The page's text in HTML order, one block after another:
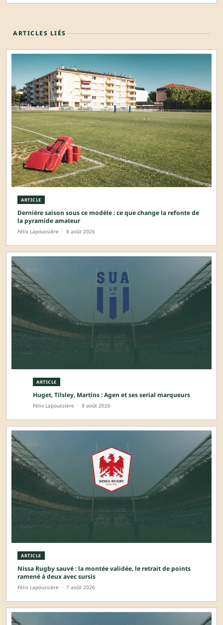
ARTICLES LIÉS
ARTICLE
Dernière saison sous ce modèle : ce que change la refonte de
la pyramide amateur
Félix Lapoussière · 8 août 2026
ARTICLE
Huget, Tilsley, Martins : Agen et ses serial marqueurs
Félix Lapoussière · 8 août 2026
ARTICLE
Nissa Rugby sauvé : la montée validée, le retrait de points
ramené à deux avec sursis
Félix Lapoussière · 7 août 2026